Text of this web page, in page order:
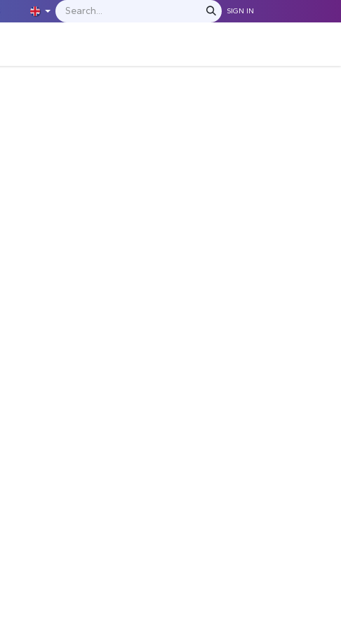
SIGN IN